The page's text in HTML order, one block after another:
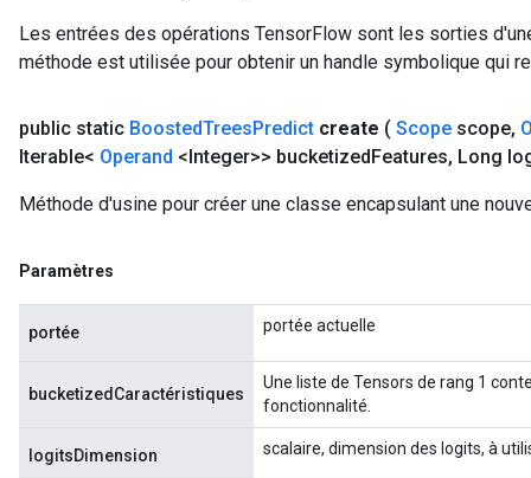
Les entrées des opérations TensorFlow sont les sorties
méthode est utilisée pour obtenir un handle symbolique qui
public static BoostedTreesPredict create ( Scope scope,
Iterable< Operand <Integer>> bucketizedFeatures, Long
Méthode d'usine pour créer une classe encapsulant une
Paramètres
portée portée actuelle
bucketizedCaractéristiques
Une liste de Tensors de rang 1
fonctionnalité.
logitsDimension scalaire, dimension des logits, à